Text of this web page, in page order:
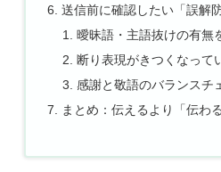
送信前に確認したい「誤解
曖昧語・主語抜けの有無
断り表現がきつくなって
感謝と敬語のバランスチ
まとめ：伝えるより「伝わ